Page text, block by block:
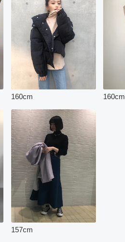
160cm 160cm
157cm